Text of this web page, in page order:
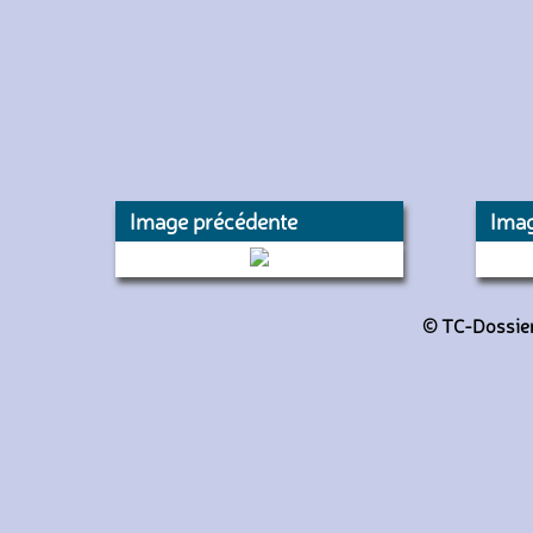
Image précédente
722 (Keolis Amiens)
© TC-